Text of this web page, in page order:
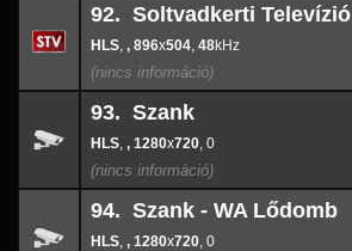
92.
92. Soltvadkerti Televízió
, , 896x504, 48
93.
93. Szank
, , 1280x720, 0
94.
94. Szank - WA Lődomb
, , 1280x720, 0